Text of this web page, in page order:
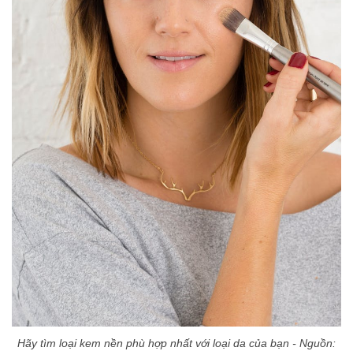
Hãy tìm loại kem nền phù hợp nhất với loại da của bạn - Nguồn: